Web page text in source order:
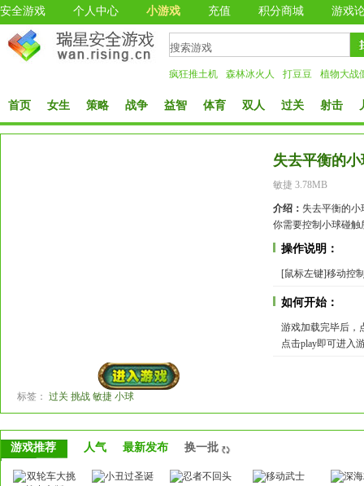
安全游戏 个人中心 小游戏 充值 积分商城 游戏
疯狂推土机 森林冰火人 打豆豆 植物大战
首页 女生 策略 战争 益智 体育 双人 过关 射击
失去平衡的小
敏捷 3.78MB
介绍： 失去平衡的
你需要控制小球碰
操作说明：
[鼠标左键]移动控
如何开始：
游戏加载完毕后，
点击play即可进入
标签： 过关 挑战 敏捷 小球
游戏推荐 人气 最新发布 换一批